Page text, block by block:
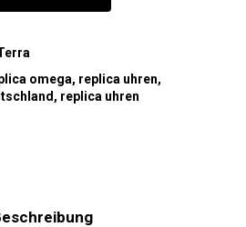
omega, replica uhren,
, replica uhren